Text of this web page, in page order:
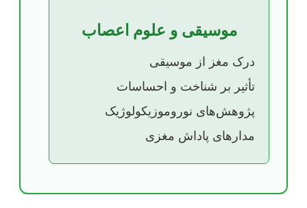
موسیقی و علوم اعصاب
درک مغز از موسیقی
تأثیر بر شناخت و احساسات
پژوهش‌های نوروموزیکولوژیک
مدارهای پاداش مغزی